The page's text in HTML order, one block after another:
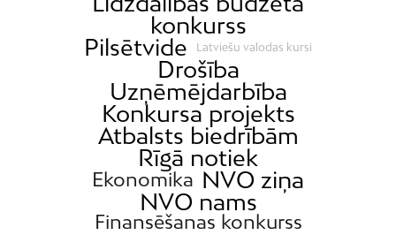
konkurss
Pilsētvide
Latviešu valodas kursi
Drošība
Uzņēmējdarbība
Konkursa projekts
Atbalsts biedrībām
Rīgā notiek
Ekonomika NVO ziņa
NVO nams
Finansēšanas konkurss